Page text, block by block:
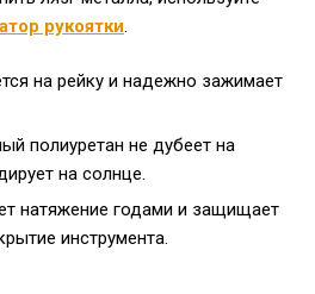
рукоятки.
на рейку и надежно зажимает
полиуретан не дубеет на
на солнце.
натяжение годами и защищает
инструмента.